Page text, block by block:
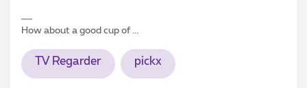
How about a good cup of ...
TV Regarder pickx